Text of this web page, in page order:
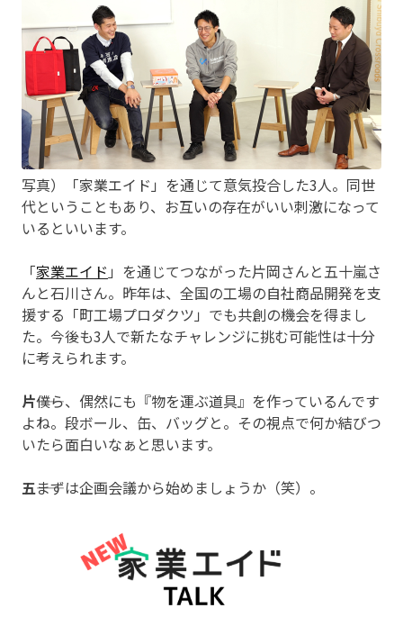
写真）「家業エイド」を通じて意気投合した3人。同世
代ということもあり、お互いの存在がいい刺激になって
いるといいます。
「家業エイド 」を通じてつながった片岡さんと五十嵐さ
んと石川さん。昨年は、全国の工場の自社商品開発を支
援する「町工場プロダクツ」でも共創の機会を得まし
た。今後も3人で新たなチャレンジに挑む可能性は十分
に考えられます。
片――僕ら、偶然にも『物を運ぶ道具』を作っているんです
よね。段ボール、缶、バッグと。その視点で何か結びつ
いたら面白いなぁと思います。
五――まずは企画会議から始めましょうか（笑）。